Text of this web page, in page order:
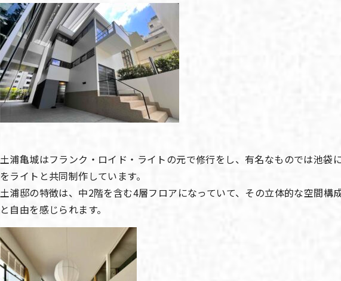
土浦亀城はフランク・ロイド・ライトの元で修行をし、有名なものでは池袋
をライトと共同制作しています。
土浦邸の特徴は、中2階を含む4層フロアになっていて、その立体的な空間構
と自由を感じられます。